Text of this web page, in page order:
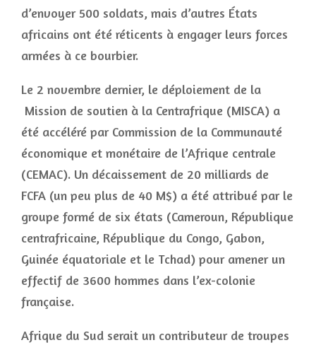
d’envoyer 500 soldats, mais d’autres États
africains ont été réticents à engager leurs forces
armées à ce bourbier.
Le 2 novembre dernier, le déploiement de la
Mission de soutien à la Centrafrique (MISCA) a
été accéléré par Commission de la Communauté
économique et monétaire de l’Afrique centrale
(CEMAC). Un décaissement de 20 milliards de
FCFA (un peu plus de 40 M$) a été attribué par le
groupe formé de six états (Cameroun, République
centrafricaine, République du Congo, Gabon,
Guinée équatoriale et le Tchad) pour amener un
effectif de 3600 hommes dans l’ex-colonie
française.
Afrique du Sud serait un contributeur de troupes